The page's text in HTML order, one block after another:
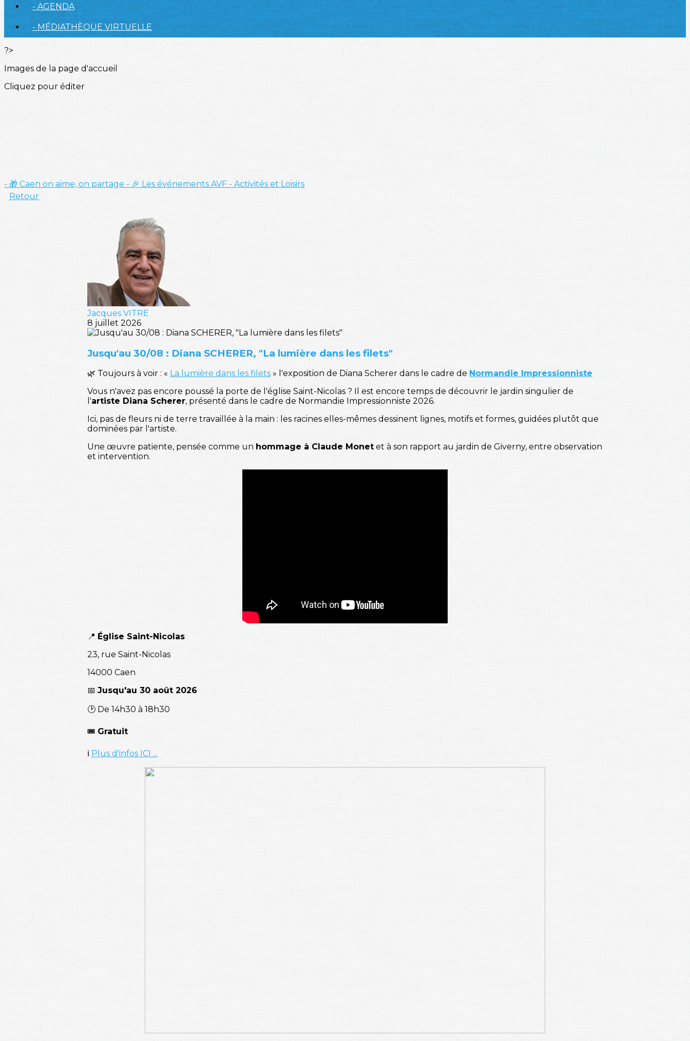
- AGENDA
- MÉDIATHÈQUE VIRTUELLE
?>
Images de la page d'accueil
Cliquez pour éditer
- 🎁 Caen on aime, on partage - 🎉 Les événements AVF - Activités et Loisirs
Retour
Jacques VITRE
8 juillet 2026
Jusqu'au 30/08 : Diana SCHERER, "La lumière dans les filets"
🌿 Toujours à voir : « La lumière dans les filets » l'exposition de Diana Scherer dans le cadre de Normandie Impressionniste
Vous n'avez pas encore poussé la porte de l'église Saint-Nicolas ? Il est encore temps de découvrir le jardin singulier de
l'artiste Diana Scherer, présenté dans le cadre de Normandie Impressionniste 2026.
Ici, pas de fleurs ni de terre travaillée à la main : les racines elles-mêmes dessinent lignes, motifs et formes, guidées plutôt que
dominées par l'artiste.
Une œuvre patiente, pensée comme un hommage à Claude Monet et à son rapport au jardin de Giverny, entre observation
et intervention.
📍 Église Saint-Nicolas
23, rue Saint-Nicolas
14000 Caen
📅 Jusqu'au 30 août 2026
🕑 De 14h30 à 18h30
🎟️ Gratuit
ℹ️ Plus d'infos ICI ...